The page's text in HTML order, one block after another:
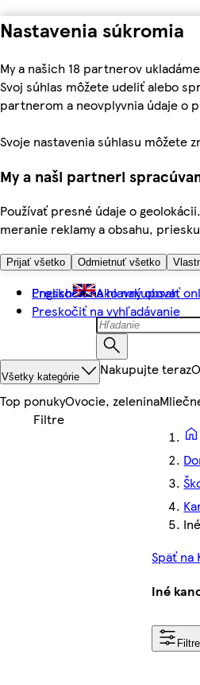
Nastavenia súkromia
My a našich 18 partnerov
Svoj súhlas môžete udeliť alebo
partnerom a neovplyvnia údaje o
Svoje nastavenia súhlasu môžete
My a naši partneri
Používať presné údaje o
meranie reklamy a obsahu,
Prijať všetko Odmietnuť všetko
Preskočiť na hlavný obsah
Preskočiť na vyhľadávanie
English Ako nakupovať
Všetky kategórie Nakupujte teraz
Top ponukyOvocie, zelenina
Späť na
Iné
Filtre